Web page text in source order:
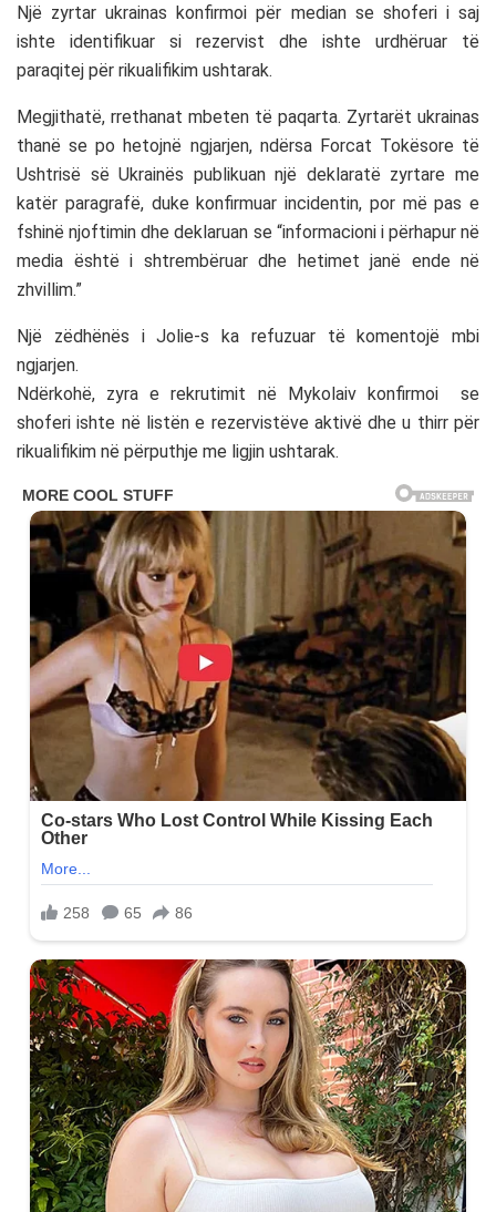
Një zyrtar ukrainas konfirmoi për median se shoferi i saj
ishte identifikuar si rezervist dhe ishte urdhëruar të
paraqitej për rikualifikim ushtarak.
Megjithatë, rrethanat mbeten të paqarta. Zyrtarët ukrainas
thanë se po hetojnë ngjarjen, ndërsa Forcat Tokësore të
Ushtrisë së Ukrainës publikuan një deklaratë zyrtare me
katër paragrafë, duke konfirmuar incidentin, por më pas e
fshinë njoftimin dhe deklaruan se “informacioni i përhapur në
media është i shtrembëruar dhe hetimet janë ende në
zhvillim.”
Një zëdhënës i Jolie-s ka refuzuar të komentojë mbi
ngjarjen.
Ndërkohë, zyra e rekrutimit në Mykolaiv konfirmoi se
shoferi ishte në listën e rezervistëve aktivë dhe u thirr për
rikualifikim në përputhje me ligjin ushtarak.